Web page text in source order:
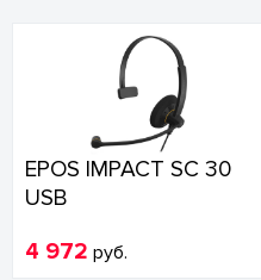
EPOS IMPACT SC 30
USB
4 972 руб.